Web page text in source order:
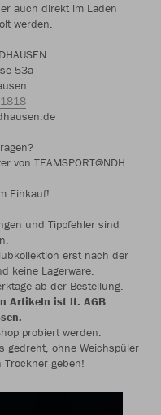
auch direkt im Laden
werden.
53a
von TEAMSPORT@NDH.
Einkauf!
und Tippfehler sind
erst nach der
keine Lagerware.
ab der Bestellung.
Artikeln ist lt. AGB
probiert werden.
gedreht, ohne Weichspüler
geben!